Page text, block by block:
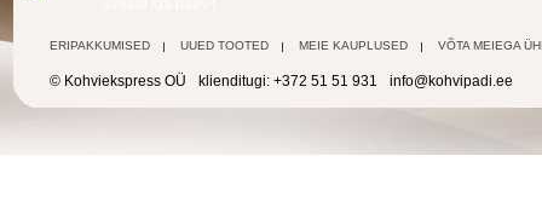
ERIPAKKUMISED UUED TOOTED MEIE KAUPLUSED VÕTA MEIEGA
© Kohviekspress OÜ klienditugi: +372 51 51 931 info@kohvipadi.ee